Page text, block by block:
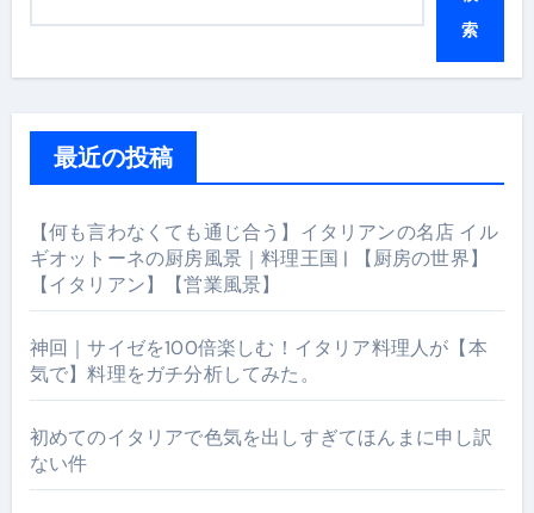
索
最近の投稿
【何も言わなくても通じ合う】イタリアンの名店 イル
ギオットーネの厨房風景｜料理王国 | 【厨房の世界】
【イタリアン】【営業風景】
神回｜サイゼを100倍楽しむ！イタリア料理人が【本
気で】料理をガチ分析してみた。
初めてのイタリアで色気を出しすぎてほんまに申し訳
ない件